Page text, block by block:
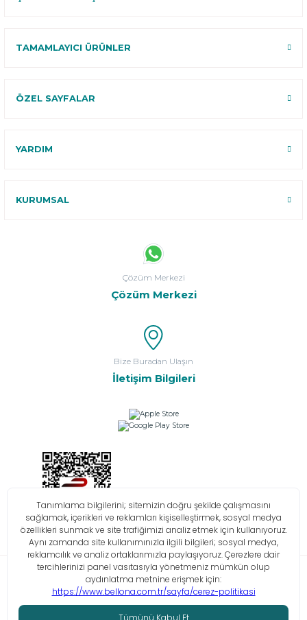
TAMAMLAYICI ÜRÜNLER
ÖZEL SAYFALAR
YARDIM
KURUMSAL
Çözüm Merkezi
Çözüm Merkezi
Bize Buradan Ulaşın
İletişim Bilgileri
Bilgi Toplumu Hizmetleri KVKK Çerez Politikası İşlem Rehberi